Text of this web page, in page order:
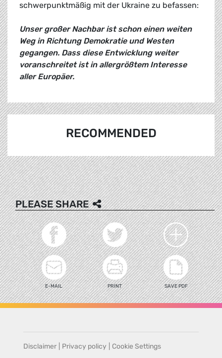
schwerpunktmäßig mit der Ukraine zu befassen:
Unser großer Nachbar ist schon einen weiten
Weg in Richtung Demokratie und Westen
gegangen. Dass diese Entwicklung weiter
voranschreitet ist in allergrößtem Interesse
aller Europäer.
RECOMMENDED
PLEASE SHARE
E-MAIL PRINT SAVE PDF
Disclaimer Privacy policy Cookie Settings